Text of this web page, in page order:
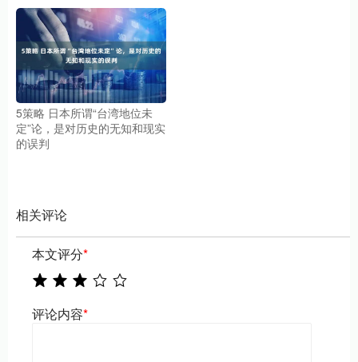
5策略 日本所谓“台湾地位未
定”论，是对历史的无知和现实
的误判
相关评论
本文评分*
评论内容*